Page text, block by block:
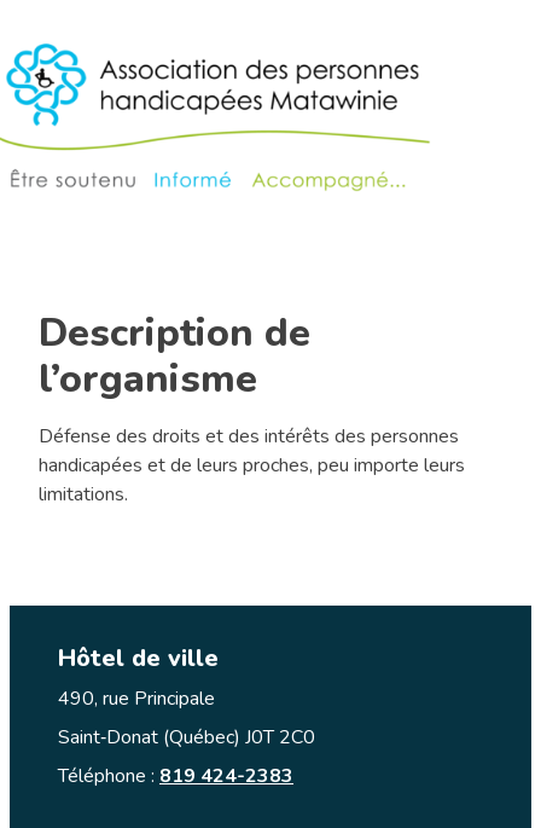
Description de
l’organisme
Défense des droits et des intérêts des personnes
handicapées et de leurs proches, peu importe leurs
limitations.
Hôtel de ville
490, rue Principale
Saint‑Donat (Québec) J0T 2C0
Téléphone : 819 424-2383